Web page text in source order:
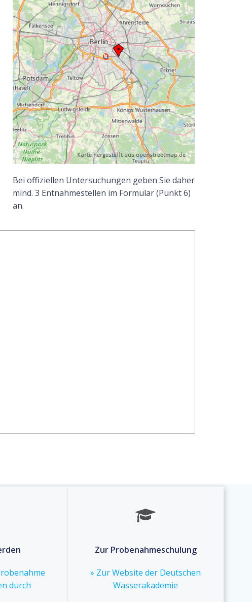
Bei offiziellen Untersuchungen geben Sie daher
mind. 3 Entnahmestellen im Formular (Punkt 6)
an.
durch
Zur Probenahmeschulung
» Zur Website der Deutschen
Wasserakademie